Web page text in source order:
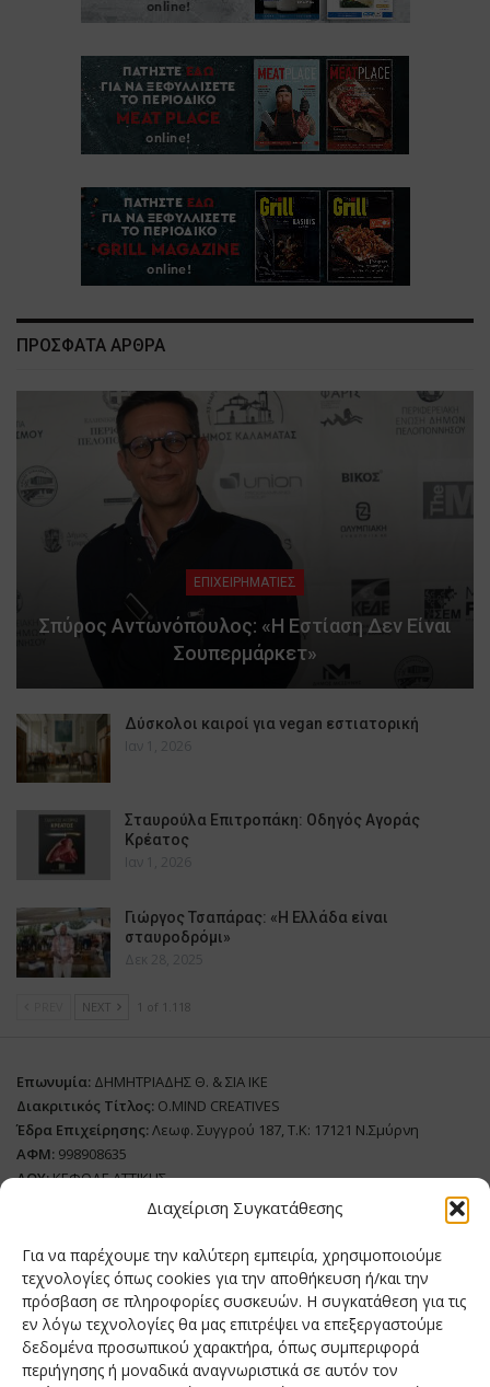
Διαχείριση Συγκατάθεσης
Για να παρέχουμε την καλύτερη εμπειρία, χρησιμοποιούμε
τεχνολογίες όπως cookies για την αποθήκευση ή/και την
πρόσβαση σε πληροφορίες συσκευών. Η συγκατάθεση για τις
εν λόγω τεχνολογίες θα μας επιτρέψει να επεξεργαστούμε
δεδομένα προσωπικού χαρακτήρα, όπως συμπεριφορά
περιήγησης ή μοναδικά αναγνωριστικά σε αυτόν τον
ΠΡΟΣΦΑΤΑ ΑΡΘΡΑ
ΕΠΙΧΕΙΡΗΜΑΤΙΕΣ
Σπύρος Αντωνόπουλος: «Η Εστίαση Δεν Είναι
Σουπερμάρκετ»
Δύσκολοι καιροί για vegan εστιατορική
Ιαν 1, 2026
Σταυρούλα Επιτροπάκη: Οδηγός Αγοράς
Κρέατος
Ιαν 1, 2026
Γιώργος Τσαπάρας: «Η Ελλάδα είναι
σταυροδρόμι»
Δεκ 28, 2025
NEXT 1 of 1.118
Επωνυμία: ΔΗΜΗΤΡΙΑΔΗΣ Θ. & ΣΙΑ ΙΚΕ
Διακριτικός Τίτλος: O.MIND CREATIVES
Έδρα Επιχείρησης:Λεωφ. Συγγρού 187, Τ.Κ: 17121 Ν.Σμύρνη
ΑΦΜ: 998908635
ΔΟΥ:ΚΕΦΟΔΕ ΑΤΤΙΚΗΣ
Όνομα Ιδιοκτήτη και Νόμιμο Πρόσωπο: Θεόδωρος Δημητριάδης
Διευθυντής Σύνταξης:Ευθυμιάτου Μαίρη
Domain:grillmagazine.gr
Δικαιούχος Domain:Θεόδωρος Δημητριάδης
Διευθυντής:Θεόδωρος Δημητριάδης
Διαχειριστής:Θεόδωρος Δημητριάδης
Δήλωση Συμμόρφωσης